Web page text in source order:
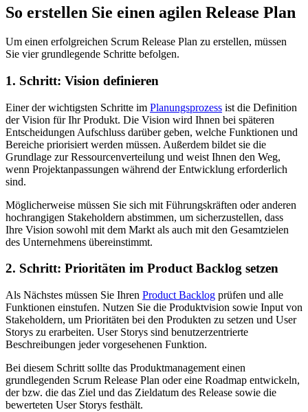
So erstellen Sie einen agilen Release Plan
Um einen erfolgreichen Scrum Release Plan zu erstellen, müssen
Sie vier grundlegende Schritte befolgen.
1. Schritt: Vision definieren
Einer der wichtigsten Schritte im Planungsprozess ist die Definition
der Vision für Ihr Produkt. Die Vision wird Ihnen bei späteren
Entscheidungen Aufschluss darüber geben, welche Funktionen und
Bereiche priorisiert werden müssen. Außerdem bildet sie die
Grundlage zur Ressourcenverteilung und weist Ihnen den Weg,
wenn Projektanpassungen während der Entwicklung erforderlich
sind.
Möglicherweise müssen Sie sich mit Führungskräften oder anderen
hochrangigen Stakeholdern abstimmen, um sicherzustellen, dass
Ihre Vision sowohl mit dem Markt als auch mit den Gesamtzielen
des Unternehmens übereinstimmt.
2. Schritt: Prioritäten im Product Backlog setzen
Als Nächstes müssen Sie Ihren Product Backlog prüfen und alle
Funktionen einstufen. Nutzen Sie die Produktvision sowie Input von
Stakeholdern, um Prioritäten bei den Produkten zu setzen und User
Storys zu erarbeiten. User Storys sind benutzerzentrierte
Beschreibungen jeder vorgesehenen Funktion.
Bei diesem Schritt sollte das Produktmanagement einen
grundlegenden Scrum Release Plan oder eine Roadmap entwickeln,
der bzw. die das Ziel und das Zieldatum des Release sowie die
bewerteten User Storys festhält.